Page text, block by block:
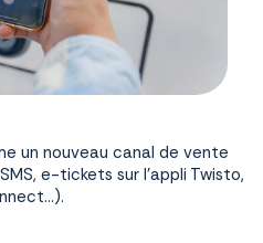
un nouveau canal de vente
e-tickets sur l’appli Twisto,